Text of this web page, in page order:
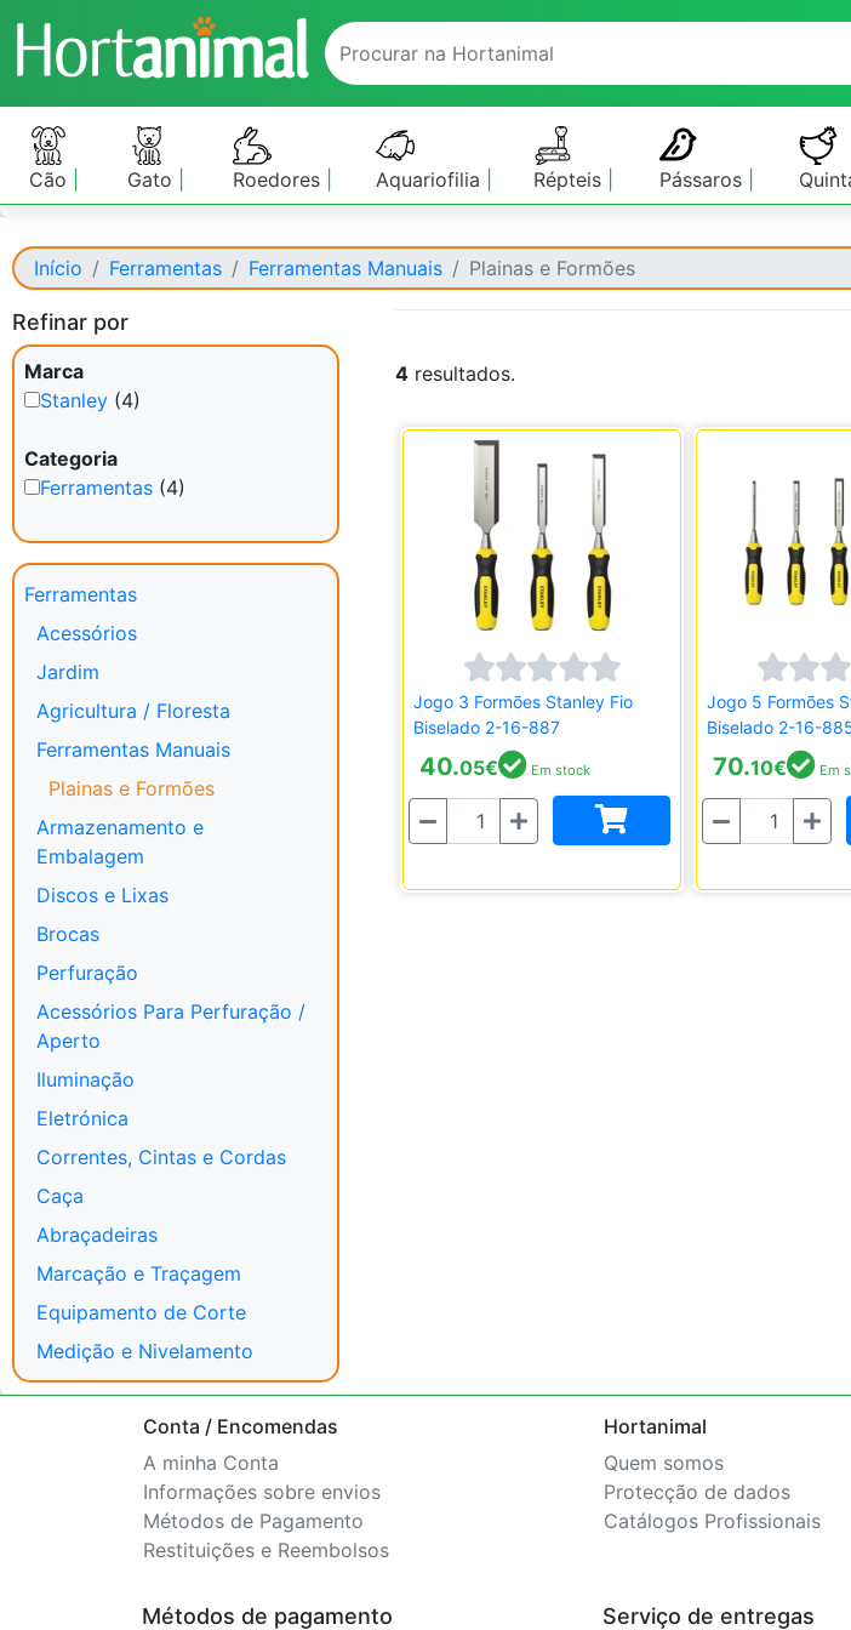
Cão Gato Roedores Aquariofilia Répteis Pássaros
Início Ferramentas Ferramentas Manuais Plainas e Formões
Refinar por
Marca
Stanley (4)
Categoria
Ferramentas (4)
Ferramentas
Acessórios
Jardim
Agricultura / Floresta
Ferramentas Manuais
Plainas e Formões
Armazenamento e
Embalagem
Discos e Lixas
Brocas
Perfuração
Acessórios Para Perfuração /
Aperto
Iluminação
Eletrónica
Correntes, Cintas e Cordas
Caça
Abraçadeiras
Marcação e Traçagem
Equipamento de Corte
Medição e Nivelamento
4 resultados.
Jogo 3 Formões Stanley Fio
Biselado 2-16-887
40.05€ Em stock
Quantidade
Jogo 5 Formões
Biselado 2-16-
70.10€ Em
Quantidade
Conta / Encomendas
A minha Conta
Informações sobre envios
Métodos de Pagamento
Restituições e Reembolsos
Hortanimal
Quem somos
Protecção de dados
Catálogos Profissionais
Métodos de pagamento Serviço de entregas